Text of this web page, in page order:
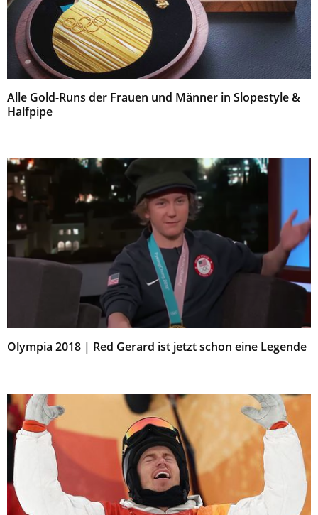
Alle Gold-Runs der Frauen und Männer in Slopestyle &
Halfpipe
Olympia 2018 | Red Gerard ist jetzt schon eine Legende